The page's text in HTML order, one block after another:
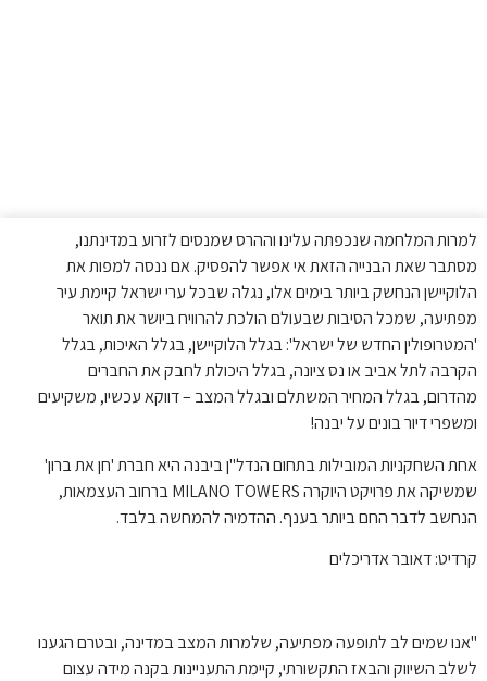
למרות המלחמה שנכפתה עלינו וההרס שמנסים לזרוע במדינתנו,
מסתבר שאת הבנייה הזאת אי אפשר להפסיק. אם ננסה למפות את
הלוקיישן הנחשק ביותר בימים אלו, נגלה שבכל ערי ישראל קיימת עיר
מפתיעה, שמכל הסיבות שבעולם הולכת להרוויח ביושר את תואר
'המטרופולין החדש של ישראל': בגלל הלוקיישן, בגלל האיכות, בגלל
הקרבה לתל אביב או נס ציונה, בגלל היכולת לחבק את החברים
מהדרום, בגלל המחיר המשתלם ובגלל המצב – דווקא עכשיו, משקיעים
ומשפרי דיור בונים על יבנה!
אחת השחקניות המובילות בתחום הנדל"ן ביבנה היא חברת 'חן את ברון'
שמשיקה את פרויקט היוקרה MILANO TOWERS ברחוב העצמאות,
הנחשב לדבר החם ביותר בענף. ההדמיה להמחשה בלבד.
קרדיט: דאובר אדריכלים
"אנו שמים לב לתופעה מפתיעה, שלמרות המצב במדינה, ובטרם הגענו
לשלב השיווק והבאז התקשורתי, קיימת התעניינות בקנה מידה עצום